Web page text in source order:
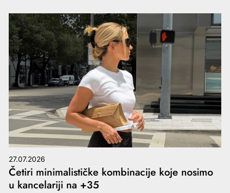
27.07.2026
Četiri minimalističke kombinacije koje nosimo
u kancelariji na +35